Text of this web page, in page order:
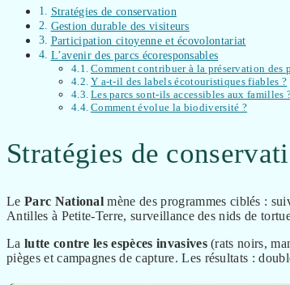
Stratégies de conservation
Gestion durable des visiteurs
Participation citoyenne et écovolontariat
L’avenir des parcs écoresponsables
Comment contribuer à la préservation des
Y a-t-il des labels écotouristiques fiables ?
Les parcs sont-ils accessibles aux familles
Comment évolue la biodiversité ?
Stratégies de
Le Parc National mène des programmes ciblés :
Antilles à Petite-Terre, surveillance des nids de
La lutte contre les espèces invasives(rats noirs,
pièges et campagnes de capture. Les résultats :